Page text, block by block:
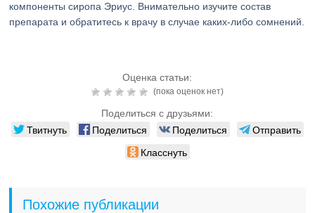
компоненты сиропа Эриус. Внимательно изучите состав
препарата и обратитесь к врачу в случае каких-либо сомнений.
Оценка статьи:
(пока оценок нет)
Поделиться с друзьями:
Твитнуть Поделиться Поделиться
Отправить
Класснуть
Похожие публикации